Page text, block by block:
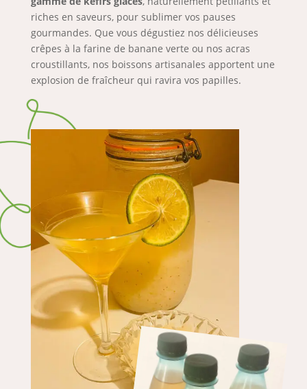
riches en saveurs, pour sublimer vos pauses
gourmandes. Que vous dégustiez nos délicieuses
crêpes à la farine de banane verte ou nos acras
croustillants, nos boissons artisanales apportent une
explosion de fraîcheur qui ravira vos papilles.